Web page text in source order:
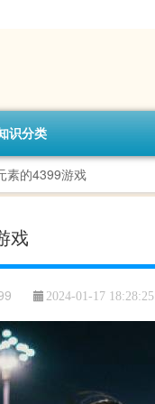
识分类
素的4399游戏
戏
2024-01-17 18:28:25